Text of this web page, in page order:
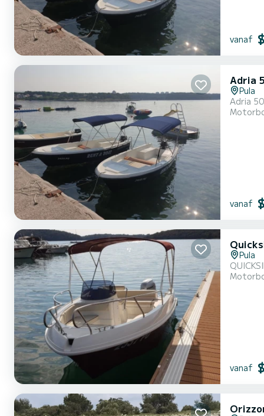
vanaf
Adria
Pula
Adria
vanaf
Pula
vanaf